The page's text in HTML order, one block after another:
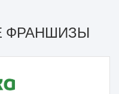
ФРАНШИЗЫ